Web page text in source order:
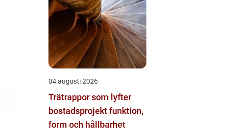
04 augusti 2026
Trätrappor som lyfter
bostadsprojekt funktion,
form och hållbarhet